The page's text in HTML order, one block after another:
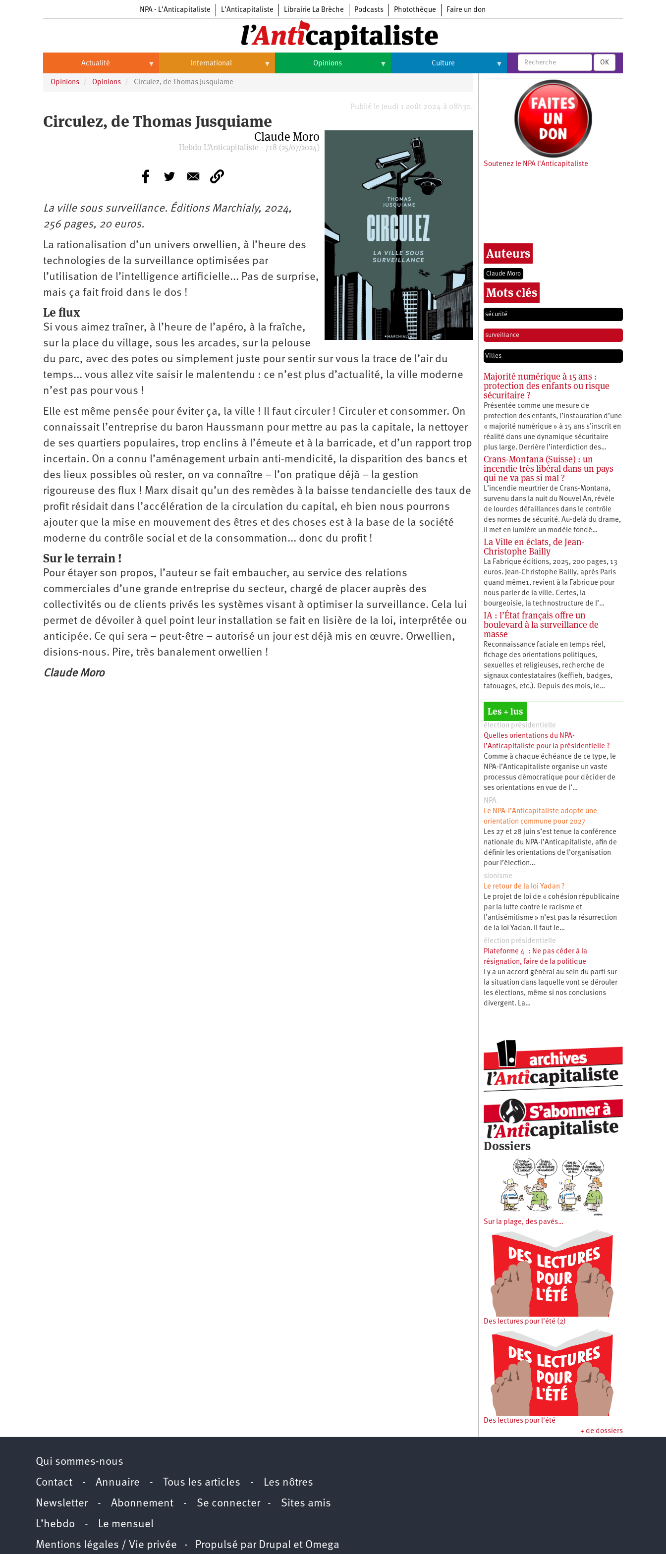
NPA - L’Anticapitaliste L’Anticapitaliste Librairie La Brèche Podcasts Photothèque Faire un don
Actualité
Actualité
Entreprises
Commerce
Hôpitaux
Services
publics
Féminisme
LGBTI
Éducation
Santé
Dans
mon
département
International
International
Chine
États-
Afrique
Nord
latine
Europe
Opinions Culture
Arts
Expositions
Livres
Musique
OK
Opinions Opinions Circulez, de Thomas Jusquiame
Publié le Jeudi 1 août 2024 à 08h30.
Circulez, de Thomas Jusquiame
Claude Moro
Hebdo L’Anticapitaliste - 718 (25/07/2024)
La ville sous surveillance. Éditions Marchialy, 2024,
256 pages, 20 euros.
La rationalisation d’un univers orwellien, à l’heure des
technologies de la surveillance optimisées par
l’utilisation de l’intelligence artificielle... Pas de surprise,
mais ça fait froid dans le dos !
Le flux
Si vous aimez traîner, à l’heure de l’apéro, à la fraîche,
sur la place du village, sous les arcades, sur la pelouse
du parc, avec des potes ou simplement juste pour sentir sur vous la trace de l’air du
temps... vous allez vite saisir le malentendu : ce n’est plus d’actualité, la ville moderne
n’est pas pour vous !
Elle est même pensée pour éviter ça, la ville ! Il faut circuler ! Circuler et consommer. On
connaissait l’entreprise du baron Haussmann pour mettre au pas la capitale, la nettoyer
de ses quartiers populaires, trop enclins à l’émeute et à la barricade, et d’un rapport trop
incertain. On a connu l’aménagement urbain anti-mendicité, la disparition des bancs et
des lieux possibles où rester, on va connaître – l’on pratique déjà – la gestion
rigoureuse des flux ! Marx disait qu’un des remèdes à la baisse tendancielle des taux de
profit résidait dans l’accélération de la circulation du capital, eh bien nous pourrons
ajouter que la mise en mouvement des êtres et des choses est à la base de la société
moderne du contrôle social et de la consommation... donc du profit !
Sur le terrain !
Pour étayer son propos, l’auteur se fait embaucher, au service des relations
commerciales d’une grande entreprise du secteur, chargé de placer auprès des
collectivités ou de clients privés les systèmes visant à optimiser la surveillance. Cela lui
permet de dévoiler à quel point leur installation se fait en lisière de la loi, interprétée ou
anticipée. Ce qui sera – peut-être – autorisé un jour est déjà mis en œuvre. Orwellien,
disions-nous. Pire, très banalement orwellien !
Claude Moro
Soutenez le NPA l'Anticapitaliste
Auteurs
Claude Moro
Mots clés
sécurité
surveillance
Villes
Majorité numérique à 15 ans :
protection des enfants ou risque
sécuritaire ?
Présentée comme une mesure de
protection des enfants, l’instauration d’une
« majorité numérique » à 15 ans s’inscrit en
réalité dans une dynamique sécuritaire
plus large. Derrière l’interdiction des…
Crans-Montana (Suisse) : un
incendie très libéral dans un pays
qui ne va pas si mal ?
L’incendie meurtrier de Crans-Montana,
survenu dans la nuit du Nouvel An, révèle
de lourdes défaillances dans le contrôle
des normes de sécurité. Au-delà du drame,
il met en lumière un modèle fondé…
La Ville en éclats, de Jean-
Christophe Bailly
La Fabrique éditions, 2025, 200 pages, 13
euros. Jean-Christophe Bailly, après Paris
quand même1, revient à la Fabrique pour
nous parler de la ville. Certes, la
bourgeoisie, la technostructure de l’…
IA : l’État français offre un
boulevard à la surveillance de
masse
Reconnaissance faciale en temps réel,
fichage des orientations politiques,
sexuelles et religieuses, recherche de
signaux contestataires (keffieh, badges,
tatouages, etc.). Depuis des mois, le…
Les + lus
élection présidentielle
Quelles orientations du NPA-
l’Anticapitaliste pour la présidentielle ?
Comme à chaque échéance de ce type, le
NPA-l’Anticapitaliste organise un vaste
processus démocratique pour décider de
ses orientations en vue de l’…
NPA
Le NPA-l’Anticapitaliste adopte une
orientation commune pour 2027
Les 27 et 28 juin s’est tenue la conférence
nationale du NPA-l’Anticapitaliste, afin de
définir les orientations de l’organisation
pour l’élection…
sionisme
Le retour de la loi Yadan ?
Le projet de loi de « cohésion républicaine
par la lutte contre le racisme et
l’antisémitisme » n’est pas la résurrection
de la loi Yadan. Il faut le…
élection présidentielle
Plateforme 4 : Ne pas céder à la
résignation, faire de la politique
l y a un accord général au sein du parti sur
la situation dans laquelle vont se dérouler
les élections, même si nos conclusions
divergent. La…
Dossiers
Sur la plage, des pavés…
Des lectures pour l'été (2)
Des lectures pour l'été
+ de dossiers
Qui sommes-nous
Contact - Annuaire - Tous les articles - Les nôtres
Newsletter- Abonnement - Se connecter- Sites amis
L’hebdo - Le mensuel
Mentions légales / Vie privée - Propulsé par Drupal et Omega